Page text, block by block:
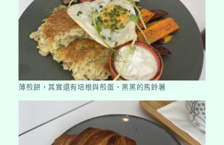
薄煎餅，其實還有培根與煎蛋、黑黑的馬鈴薯